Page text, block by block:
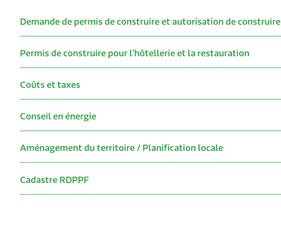
Verwandte Inhalte
Demande de permis de construire et autorisation de construire
Permis de construire pour l’hôtellerie et la restauration
Coûts et taxes
Conseil en énergie
Aménagement du territoire / Planification locale
Cadastre RDPPF